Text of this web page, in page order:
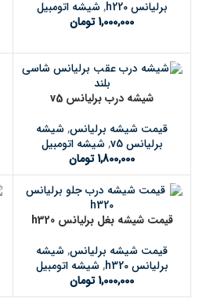
برلیانس h220
,شیشه اتومبیل
1,000,000 تومان
شیشه درب برلیانس v5
قیمت شیشه برلیانس,شیشه
برلیانس v5
,شیشه اتومبیل
1,800,000 تومان
قیمت شیشه بغل برلیانس h320
قیمت شیشه برلیانس,شیشه
برلیانس h320
,شیشه اتومبیل
1,000,000 تومان